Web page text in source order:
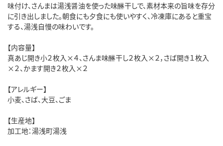
味付け、さんまは湯浅醤油を使った味醂干しで、素材本来の旨味を存分
に引き出しました。朝食にも夕食にも使いやすく、冷凍庫にあると重宝
する、湯浅自慢の味わいです。
【内容量】
真あじ開き小２枚入×４、さんま味醂干し２枚入×２，さば開き１枚入
×２、かます開き２枚入×２
【アレルギー】
小麦、さば、大豆、ごま
【生産地】
加工地：湯浅町湯浅